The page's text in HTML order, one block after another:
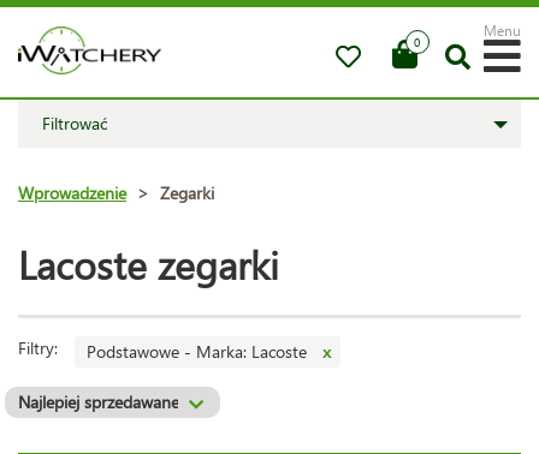
0
Menu
Filtrować
Wprowadzenie > Zegarki
Lacoste zegarki
Filtry: Podstawowe - Marka: Lacoste x